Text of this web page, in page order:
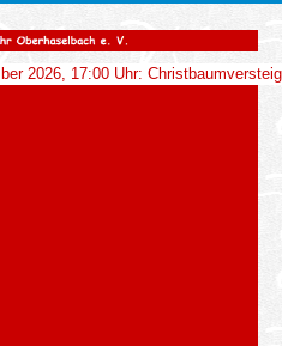
2026, 17:00 Uhr: